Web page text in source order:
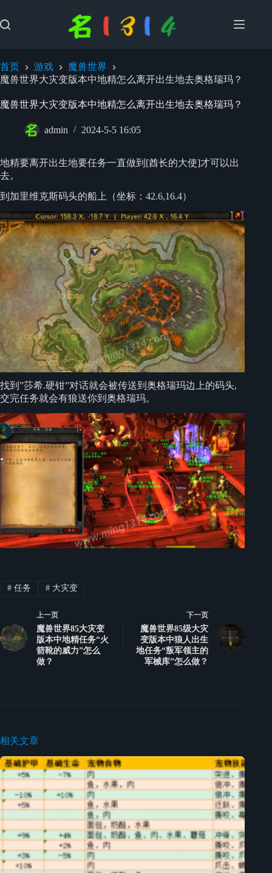
过
内
首页 游戏
魔兽世界
魔兽世界大灾变版本中地精怎么离开出生地去奥格瑞玛？
魔兽世界大灾变版本中地精怎么离开出生地去奥格瑞玛？
admin 2024-5-5 16:05
地精要离开出生地要任务一直做到[酋长的大使]才可以出
去。
到加里维克斯码头的船上（坐标：42.6,16.4）
找到”莎希.硬钳”对话就会被传送到奥格瑞玛边上的码头,
交完任务就会有狼送你到奥格瑞玛。
#任务 #大灾变
上一页
魔兽世界85大灾变
版本中地精任务“火
箭靴的威力”怎么
做？
下一页
魔兽世界85级大灾
变版本中狼人出生
地任务“叛军领主的
军械库”怎么做？
相关文章